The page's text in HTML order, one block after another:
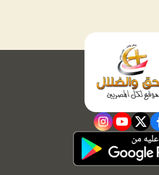
twitter
youtube
instagram